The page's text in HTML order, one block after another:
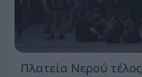
Πλατεία Νερού τέλος